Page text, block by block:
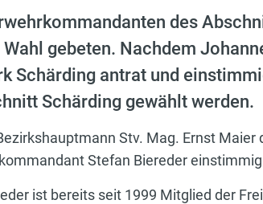
des
gebeten. Nachdem
Schärding antrat und
Schärding gewählt werden.
Stv. Mag. Ernst
Stefan Biereder
ist bereits seit 1999 Mitglied der